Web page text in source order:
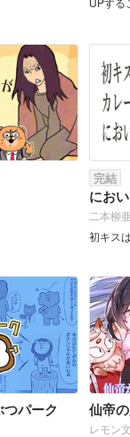
完結
におい
二本柳
初キス
パーク 仙帝
レモン